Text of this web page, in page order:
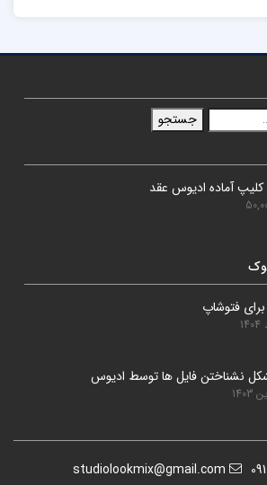
جستجو
برای فتوشاپ
نشناختن فایل ها توسط ادیوس
studiolookmix@gmail.com